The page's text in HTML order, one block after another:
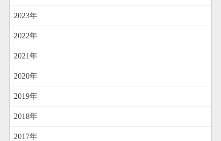
2023年
2022年
2021年
2020年
2019年
2018年
2017年